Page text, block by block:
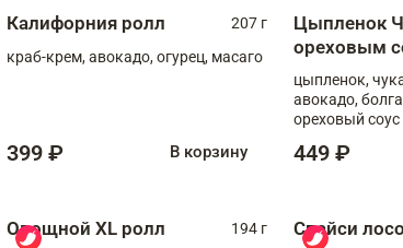
Калифорния ролл
207 г
краб-крем, авокадо, огурец, масаго
399 ₽ В корзину
Цыпленок
ореховым
цыпленок,
авокадо,
ореховый соус
449 ₽
Овощной XL ролл 194 г Спайси